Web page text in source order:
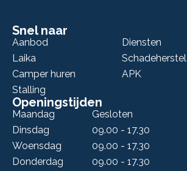
Snel naar
Aanbod
Laika
Camper huren
Stalling
Diensten
Schadeherstel
APK
Openingstijden
Maandag
Dinsdag
Woensdag
Donderdag
Gesloten
09.00 - 17.30
09.00 - 17.30
09.00 - 17.30